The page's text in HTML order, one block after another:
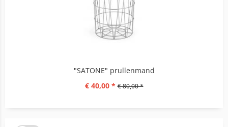
"SATONE" prullenmand
€ 40,00 * € 80,00 *